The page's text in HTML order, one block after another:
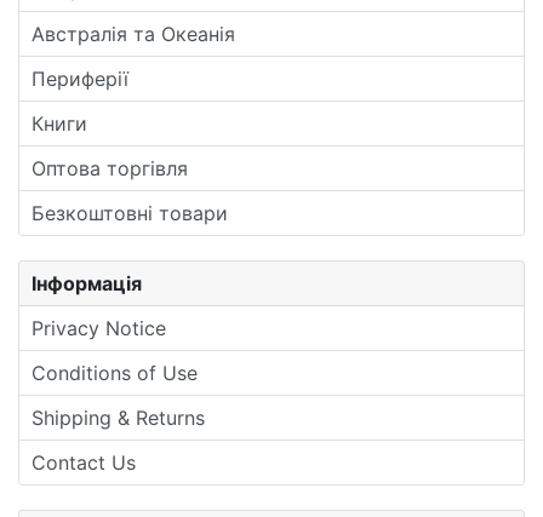
Австралія та Океанія
Периферії
Книги
Оптова торгівля
Безкоштовні товари
Інформація
Privacy Notice
Conditions of Use
Shipping & Returns
Contact Us